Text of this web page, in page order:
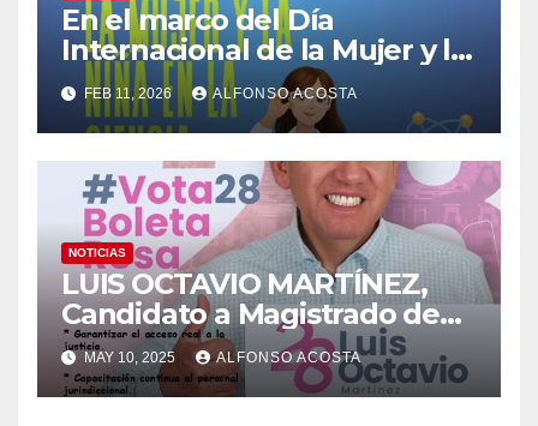
En el marco del Día
Internacional de la Mujer y la
Niña en la Ciencia, este 11 de
febrero reconocemos la
invaluable contribución de
las mujeres y niñas que, con
su talento, dedicación y
vocación, fortalecen el
desarrollo científico y
tecnológico de nuestra
sociedad.
FEB 11, 2026 ALFONSO ACOSTA
NOTICIAS
LUIS OCTAVIO MARTÍNEZ,
Candidato a Magistrado de
Circuito en Materia Mixta, en
el Estado de México.
MAY 10, 2025 ALFONSO ACOSTA